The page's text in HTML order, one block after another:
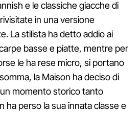
e le classiche giacche di
in una versione
La stilista ha detto addio ai
basse e piatte, mentre per
le ha rese micro, si portano
la Maison ha deciso di
momento storico tanto
ha perso la sua innata classe e